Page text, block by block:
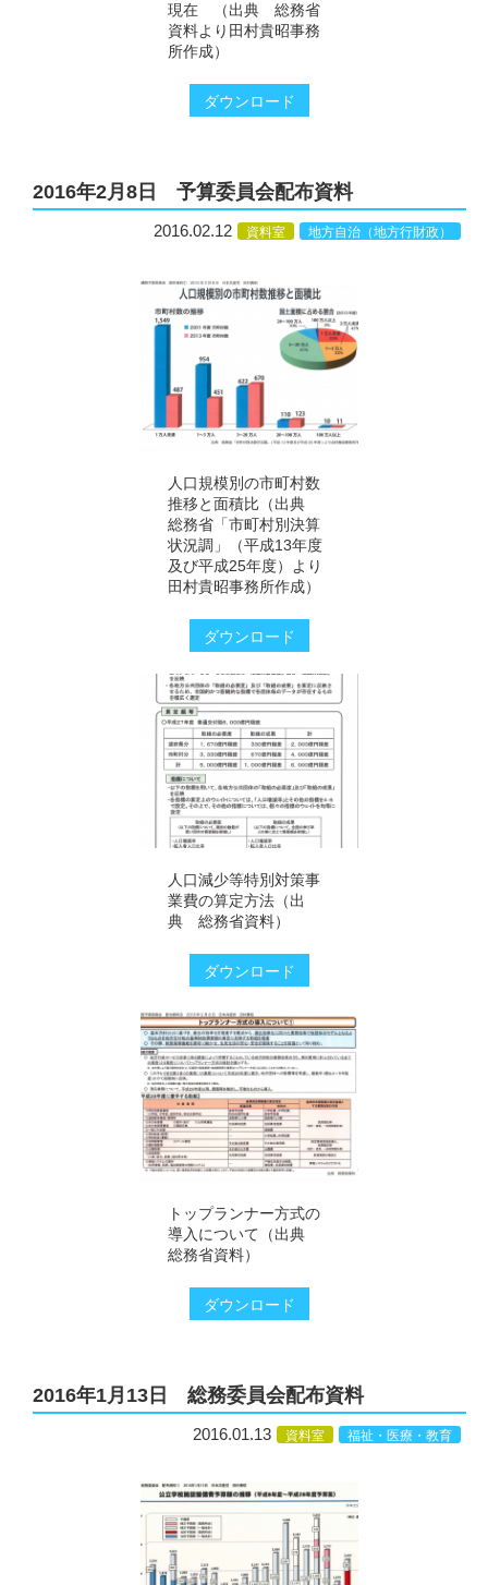
現在 （出典 総務省
資料より田村貴昭事務
所作成）
ダウンロード
2016年2月8日 予算委員会配布資料
2016.02.12 資料室 地方自治（地方行財政）
人口規模別の市町村数
推移と面積比（出典
総務省「市町村別決算
状況調」（平成13年度
及び平成25年度）より
田村貴昭事務所作成）
ダウンロード
人口減少等特別対策事
業費の算定方法（出
典 総務省資料）
ダウンロード
トップランナー方式の
導入について（出典
総務省資料）
ダウンロード
2016年1月13日 総務委員会配布資料
2016.01.13 資料室 福祉・医療・教育